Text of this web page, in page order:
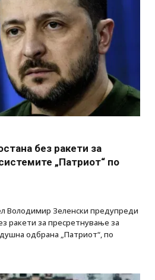
без ракети за
„Патриот“ по
Володимир Зеленски предупреди
ракети за пресретнување за
одбрана „Патриот“, по